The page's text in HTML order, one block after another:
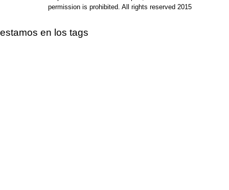
permission is prohibited. All rights reserved 2015
estamos en los tags